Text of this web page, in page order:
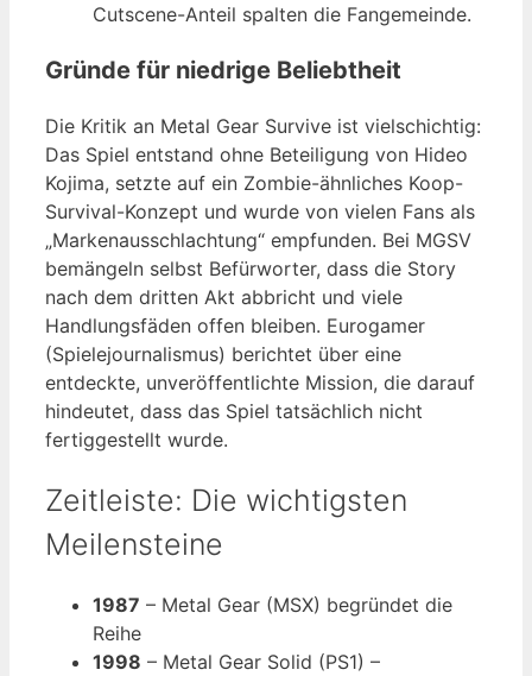
Cutscene-Anteil spalten die Fangemeinde.
Gründe für niedrige Beliebtheit
Die Kritik an Metal Gear Survive ist vielschichtig:
Das Spiel entstand ohne Beteiligung von Hideo
Kojima, setzte auf ein Zombie-ähnliches Koop-
Survival-Konzept und wurde von vielen Fans als
„Markenausschlachtung“ empfunden. Bei MGSV
bemängeln selbst Befürworter, dass die Story
nach dem dritten Akt abbricht und viele
Handlungsfäden offen bleiben. Eurogamer
(Spielejournalismus) berichtet über eine
entdeckte, unveröffentlichte Mission, die darauf
hindeutet, dass das Spiel tatsächlich nicht
fertiggestellt wurde.
Zeitleiste: Die wichtigsten
Meilensteine
1987 – Metal Gear (MSX) begründet die
Reihe
1998 – Metal Gear Solid (PS1) –